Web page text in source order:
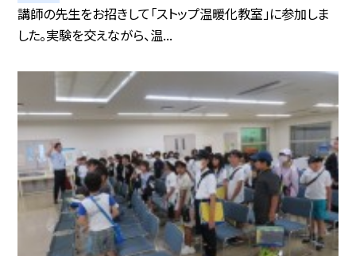
講師の先生をお招きして「ストップ温暖化教室」に参加しま
した。実験を交えながら、温...